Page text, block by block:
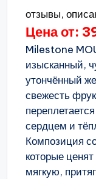
отзывы,
Цена от:
Milestone
изысканный,
утончённый
свежесть
сердцем и
Композиция
которые
мягкую,